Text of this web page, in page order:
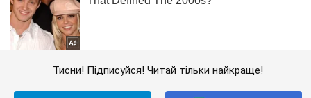
Тисни! Підписуйся! Читай тільки найкраще!